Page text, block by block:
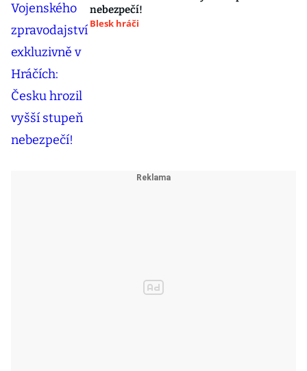
nebezpečí!
Blesk hráči